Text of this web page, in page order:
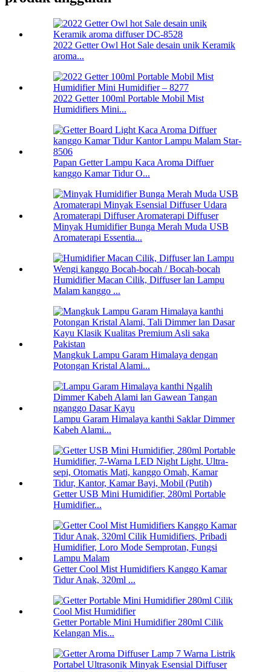
2022 Getter Owl Hot Sale desain unik Keramik
aroma...
2022 Getter 100ml Portable Mobil Mist
Humidifiers Mini...
Papan Getter Lampu Kaca Aroma Diffuer
kanggo Kamar Tidur O...
Minyak Humidifier Bunga Merah Muda USB
Aromaterapi Essentia...
Humidifier Macan Cilik, Diffuser lan Lampu
Malam kanggo ...
Mangkuk Lampu Garam Himalaya dengan
Potongan Kristal Alami...
Lampu Garam Himalaya kanthi Saklar Dimmer
Kabeh Alami...
Getter USB Mini Humidifier, 280ml Portable
Humidifier...
Getter Cool Mist Humidifiers Kanggo Kamar
Tidur Anak, 320ml ...
Getter Portable Mini Humidifier 280ml Cilik
Kelangan Mis...